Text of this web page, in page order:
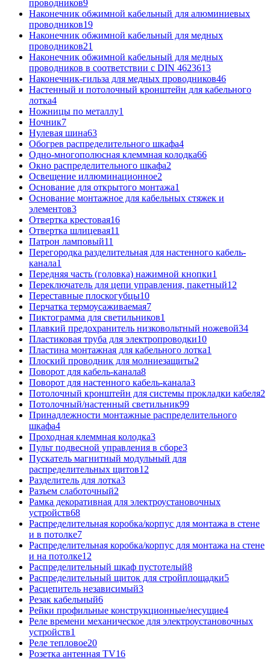
проводников9
Наконечник обжимной кабельный для алюминиевых
проводников19
Наконечник обжимной кабельный для медных
проводников21
Наконечник обжимной кабельный для медных
проводников в соответствии с DIN 4623613
Наконечник-гильза для медных проводников46
Настенный и потолочный кронштейн для кабельного
лотка4
Ножницы по металлу1
Ночник7
Нулевая шина63
Обогрев распределительного шкафа4
Одно-многополюсная клеммная колодка66
Окно распределительного шкафа2
Освещение иллюминационное2
Основание для открытого монтажа1
Основание монтажное для кабельных стяжек и
элементов3
Отвертка крестовая16
Отвертка шлицевая11
Патрон ламповый11
Перегородка разделительная для настенного кабель-
канала1
Передняя часть (головка) нажимной кнопки1
Переключатель для цепи управления, пакетный12
Переставные плоскогубцы10
Перчатка термоусаживаемая7
Пиктограмма для светильников1
Плавкий предохранитель низковольтный ножевой34
Пластиковая труба для электропроводки10
Пластина монтажная для кабельного лотка1
Плоский проводник для молниезащиты2
Поворот для кабель-канала8
Поворот для настенного кабель-канала3
Потолочный кронштейн для системы прокладки кабеля2
Потолочный/настенный светильник99
Принадлежности монтажные распределительного
шкафа4
Проходная клеммная колодка3
Пульт подвесной управления в сборе3
Пускатель магнитный модульный для
распределительных щитов12
Разделитель для лотка3
Разъем слаботочный2
Рамка декоративная для электроустановочных
устройств68
Распределительная коробка/корпус для монтажа в стене
и в потолке7
Распределительная коробка/корпус для монтажа на стене
и на потолке12
Распределительный шкаф пустотелый8
Распределительный щиток для стройплощадки5
Расцепитель независимый3
Резак кабельный6
Рейки профильные конструкционные/несущие4
Реле времени механическое для электроустановочных
устройств1
Реле тепловое20
Розетка антенная TV16